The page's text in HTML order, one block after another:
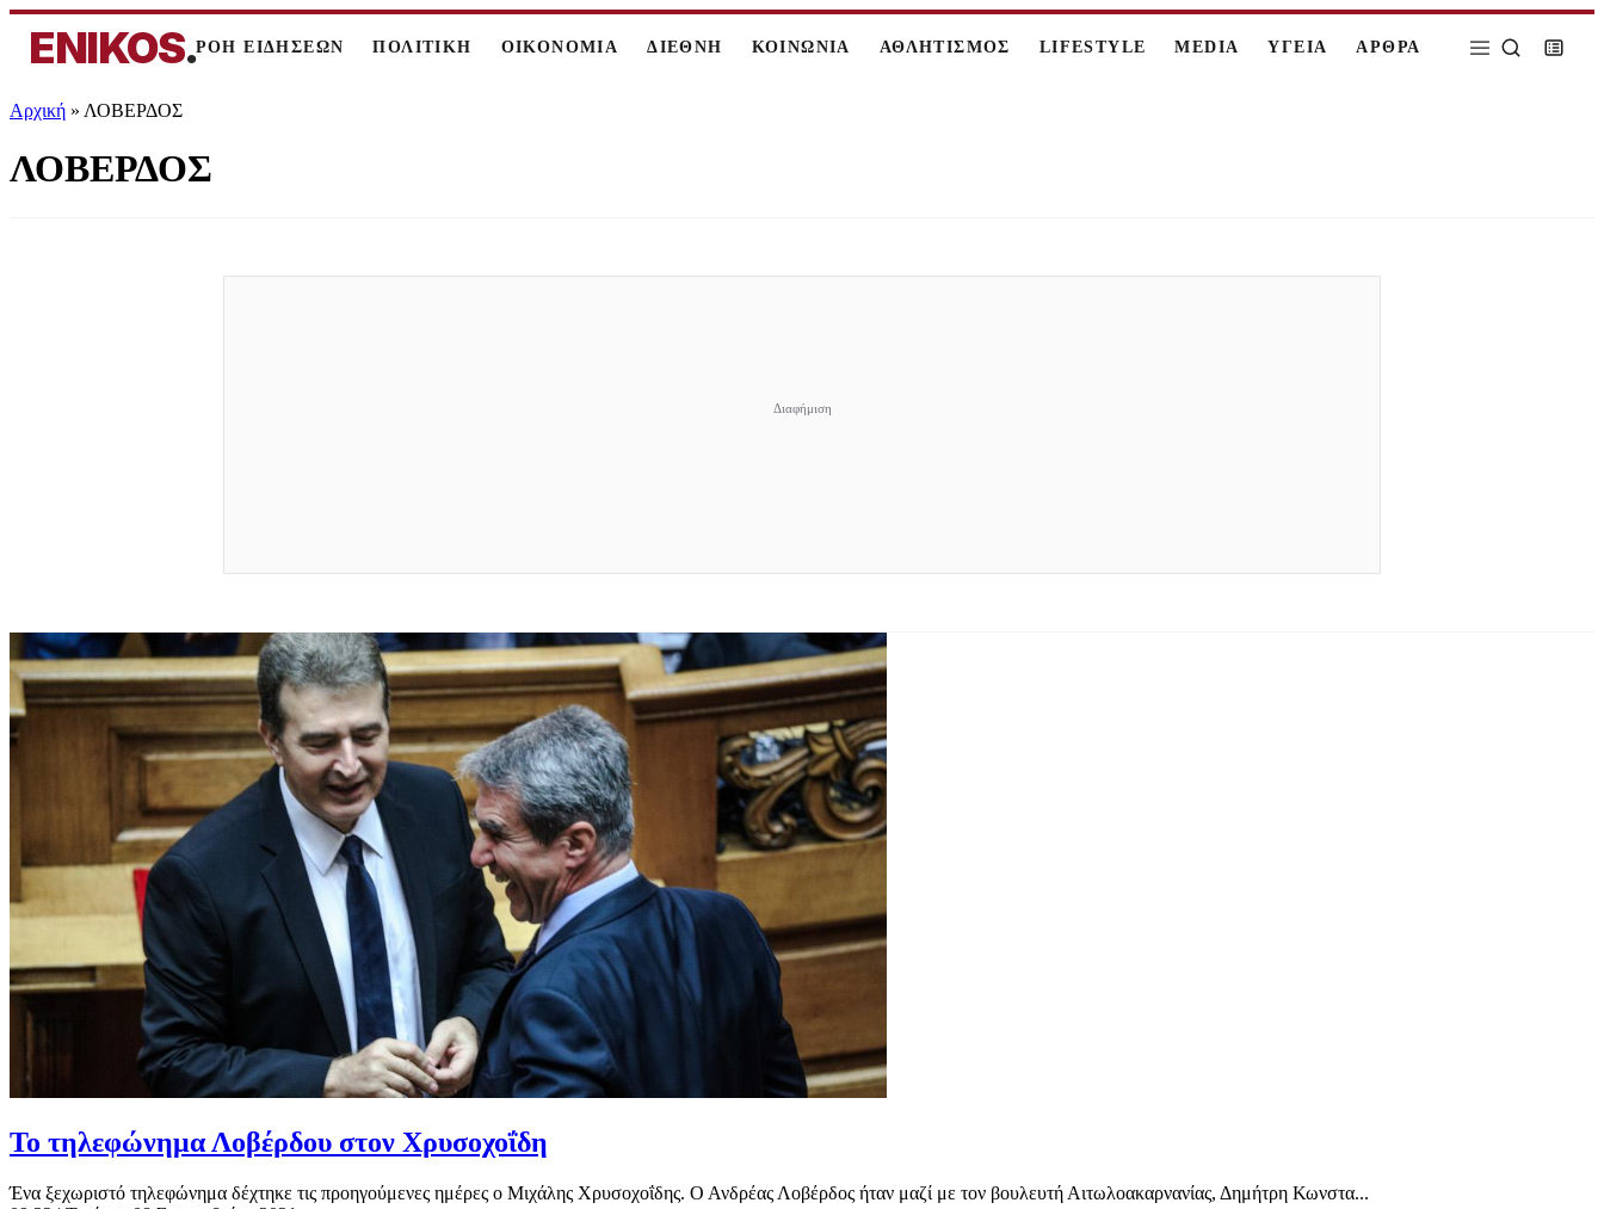
ENIKOS.ΡΟΗ ΕΙΔΗΣΕΩΝ ΠΟΛΙΤΙΚΗ ΟΙΚΟΝΟΜΙΑ ΔΙΕΘΝΗ ΚΟΙΝΩΝΙΑ ΑΘΛΗΤΙΣΜΟΣ LIFESTYLE MEDIA ΥΓΕΙΑ ΑΡΘΡΑ
Αρχική » ΛΟΒΕΡΔΟΣ
ΛΟΒΕΡΔΟΣ
Το τηλεφώνημα Λοβέρδου στον Χρυσοχοΐδη
Ένα ξεχωριστό τηλεφώνημα δέχτηκε τις προηγούμενες ημέρες ο Μιχάλης Χρυσοχοΐδης. Ο Ανδρέας Λοβέρδος ήταν μαζί με τον βουλευτή Αιτωλοακαρνανίας, Δημήτρη Κωνστα...